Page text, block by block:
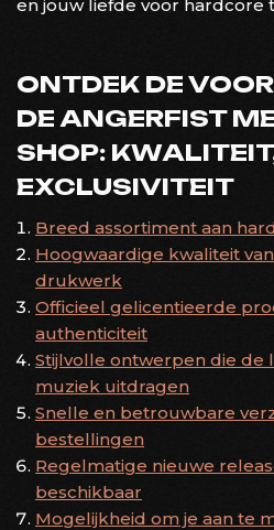
en jouw liefde voor hardcore
ONTDEK DE
DE ANGERFIST
SHOP:
EXCLUSIVITEIT
Breed assortiment aan
Hoogwaardige kwaliteit
drukwerk
Officieel gelicentieerde
authenticiteit
Stijlvolle ontwerpen die de
muziek uitdragen
Snelle en betrouwbare
bestellingen
Regelmatige nieuwe
beschikbaar
Mogelijkheid om je aan te